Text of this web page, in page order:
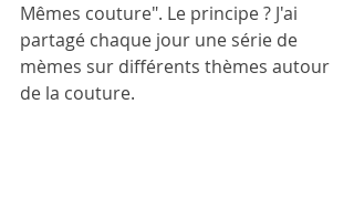
Mêmes couture". Le principe ? J'ai
partagé chaque jour une série de
mèmes sur différents thèmes autour
de la couture.